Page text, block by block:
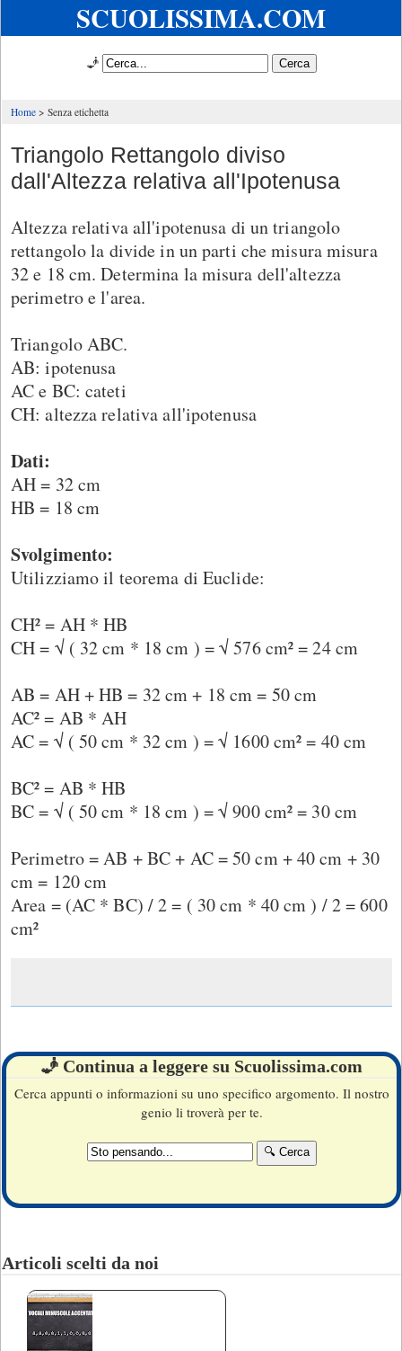
SCUOLISSIMA.COM
🧞
Home Senza etichetta
Triangolo Rettangolo diviso
dall'Altezza relativa all'Ipotenusa
Altezza relativa all'ipotenusa di un triangolo
rettangolo la divide in un parti che misura misura
32 e 18 cm. Determina la misura dell'altezza
perimetro e l'area.
Triangolo ABC.
AB: ipotenusa
AC e BC: cateti
CH: altezza relativa all'ipotenusa
Dati:
AH = 32 cm
HB = 18 cm
Svolgimento:
Utilizziamo il teorema di Euclide:
CH² = AH * HB
CH = √ ( 32 cm * 18 cm ) = √ 576 cm² = 24 cm
AB = AH + HB = 32 cm + 18 cm = 50 cm
AC² = AB * AH
AC = √ ( 50 cm * 32 cm ) = √ 1600 cm² = 40 cm
BC² = AB * HB
BC = √ ( 50 cm * 18 cm ) = √ 900 cm² = 30 cm
Perimetro = AB + BC + AC = 50 cm + 40 cm + 30
cm = 120 cm
Area = (AC * BC) / 2 = ( 30 cm * 40 cm ) / 2 = 600
cm²
🧞 Continua a leggere su Scuolissima.com
Cerca appunti o informazioni su uno specifico argomento. Il nostro
genio li troverà per te.
Articoli scelti da noi